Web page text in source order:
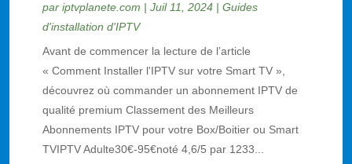
pariptvplanete.com |Juil 11, 2024 |Guides
d'installation d'IPTV
Avant de commencer la lecture de l’article
« Comment Installer l'IPTV sur votre Smart TV »,
découvrez où commander un abonnement IPTV de
qualité premium Classement des Meilleurs
Abonnements IPTV pour votre Box/Boitier ou Smart
TVIPTV Adulte30€-95€noté 4,6/5 par 1233...